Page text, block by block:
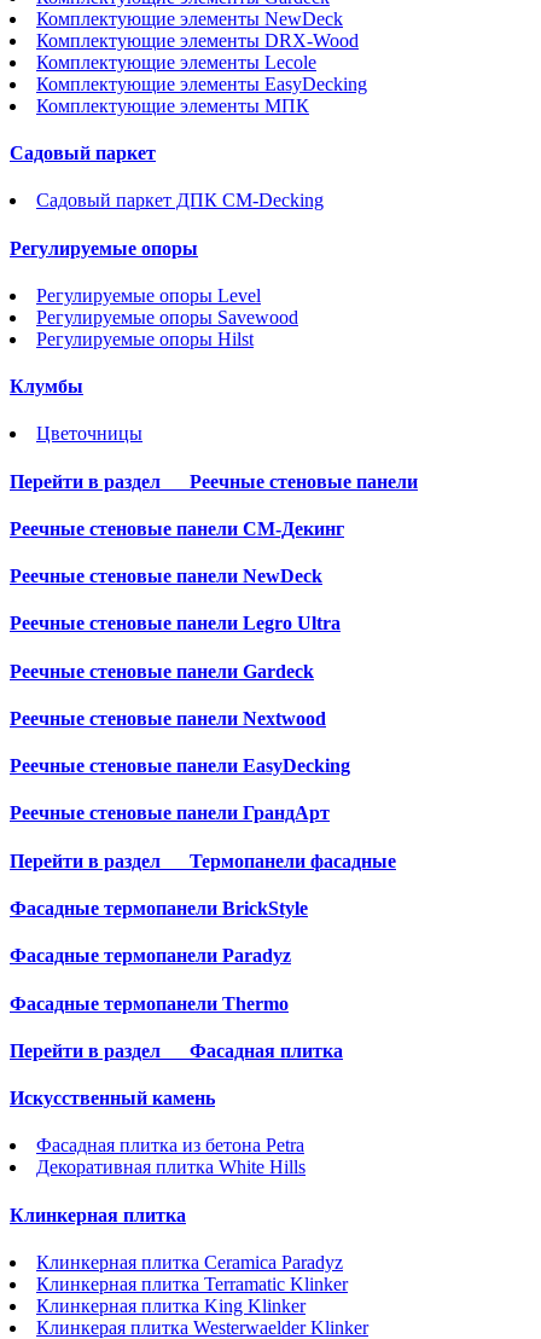
Комплектующие элементы NewDeck
Комплектующие элементы DRX-Wood
Комплектующие элементы Lecole
Комплектующие элементы EasyDecking
Комплектующие элементы МПК
Садовый паркет
Садовый паркет ДПК CM-Decking
Регулируемые опоры
Регулируемые опоры Level
Регулируемые опоры Savewood
Регулируемые опоры Hilst
Клумбы
Цветочницы
Перейти в раздел Реечные стеновые панели
Реечные стеновые панели СМ-Декинг
Реечные стеновые панели NewDeck
Реечные стеновые панели Legro Ultra
Реечные стеновые панели Gardeck
Реечные стеновые панели Nextwood
Реечные стеновые панели EasyDecking
Реечные стеновые панели ГрандАрт
Перейти в раздел Термопанели фасадные
Фасадные термопанели BrickStyle
Фасадные термопанели Paradyz
Фасадные термопанели Thermo
Перейти в раздел Фасадная плитка
Искусственный камень
Фасадная плитка из бетона Petra
Декоративная плитка White Hills
Клинкерная плитка
Клинкерная плитка Ceramica Paradyz
Клинкерная плитка Terramatic Klinker
Клинкерная плитка King Klinker
Клинкерая плитка Westerwaelder Klinker